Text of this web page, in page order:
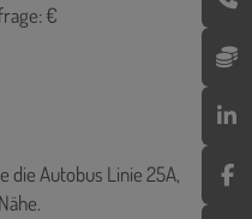
€
die Autobus Linie 25A,